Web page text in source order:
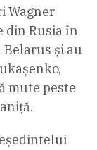
Wagner
din Rusia în
și au
mute peste